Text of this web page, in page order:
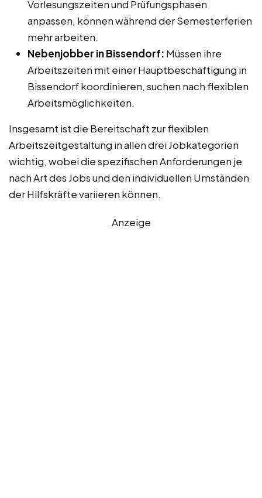
Vorlesungszeiten und Prüfungsphasen
anpassen, können während der Semesterferien
mehr arbeiten.
Nebenjobber in Bissendorf: Müssen ihre
Arbeitszeiten mit einer Hauptbeschäftigung in
Bissendorf koordinieren, suchen nach flexiblen
Arbeitsmöglichkeiten.
Insgesamt ist die Bereitschaft zur flexiblen
Arbeitszeitgestaltung in allen drei Jobkategorien
wichtig, wobei die spezifischen Anforderungen je
nach Art des Jobs und den individuellen Umständen
der Hilfskräfte variieren können.
Anzeige